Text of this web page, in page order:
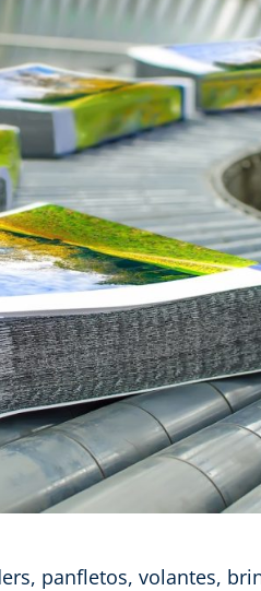
panfletos, volantes,